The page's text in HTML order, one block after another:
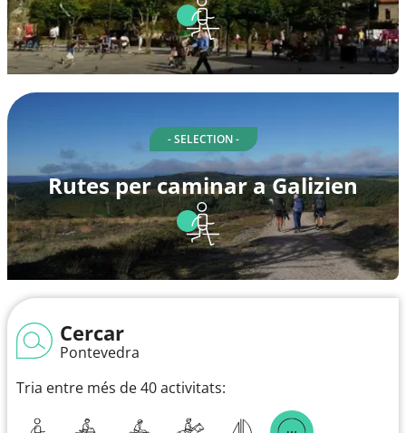
- SELECTION -
Rutes per caminar a Galizien
Cercar
Pontevedra
Tria entre més de 40 activitats: